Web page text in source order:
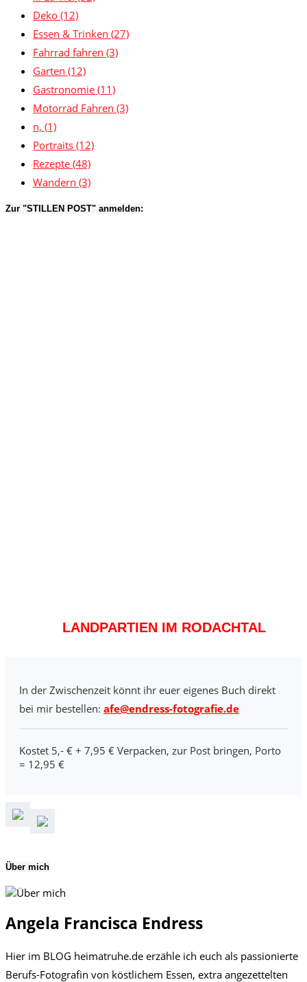
Deko (12)
Essen & Trinken (27)
Fahrrad fahren (3)
Garten (12)
Gastronomie (11)
Motorrad Fahren (3)
n, (1)
Portraits (12)
Rezepte (48)
Wandern (3)
Zur "STILLEN POST" anmelden:
LANDPARTIEN IM RODACHTAL
In der Zwischenzeit könnt ihr euer eigenes Buch direkt
bei mir bestellen: afe@endress-fotografie.de
Kostet 5,- € + 7,95 € Verpacken, zur Post bringen, Porto
= 12,95 €
Über mich
Angela Francisca Endress
Hier im BLOG heimatruhe.de erzähle ich euch als passionierte
Berufs-Fotografin von köstlichem Essen, extra angezettelten